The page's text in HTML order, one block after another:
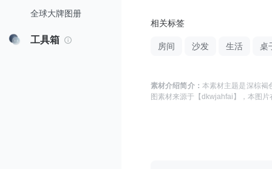
全球大牌图册
工具箱
相关标签
房间 沙发 生活 桌
素材介绍简介： 本素材主题是深棕褐
图 素材来源于 【dkwjahfai】 ，本图片